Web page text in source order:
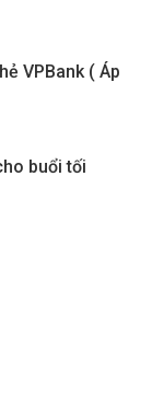
VPBank ( Áp
buổi tối